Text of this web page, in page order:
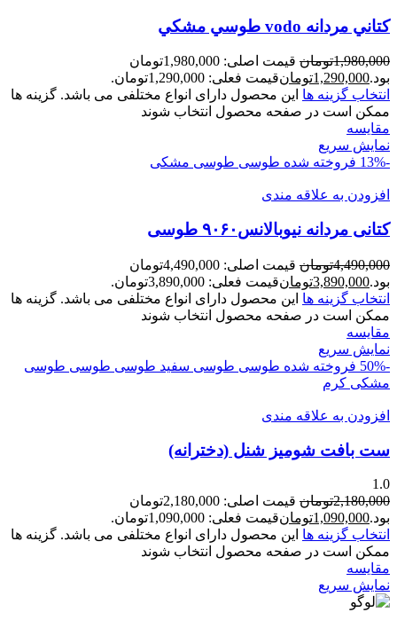
کتاني مردانه vodo طوسي مشکي
1,980,000تومان
قیمت اصلی: 1,980,000تومان
بود.1,290,000تومانقیمت فعلی: 1,290,000تومان.
انتخاب گزینه ها این محصول دارای انواع مختلفی می باشد. گزینه ها
ممکن است در صفحه محصول انتخاب شوند
مقايسه
نمایش سریع
-13%
فروخته شده طوسی طوسی مشکی
افزودن به علاقه مندی
کتانی مردانه نیوبالانس۹۰۶۰ طوسی
4,490,000تومان
قیمت اصلی: 4,490,000تومان
بود.3,890,000تومانقیمت فعلی: 3,890,000تومان.
انتخاب گزینه ها این محصول دارای انواع مختلفی می باشد. گزینه ها
ممکن است در صفحه محصول انتخاب شوند
مقايسه
نمایش سریع
-50%
فروخته شده طوسی طوسی سفید طوسی طوسی طوسی
مشکی کرم
افزودن به علاقه مندی
ست بافت شومیز شنل (دخترانه)
1.0
2,180,000تومان
قیمت اصلی: 2,180,000تومان
بود.1,090,000تومانقیمت فعلی: 1,090,000تومان.
انتخاب گزینه ها این محصول دارای انواع مختلفی می باشد. گزینه ها
ممکن است در صفحه محصول انتخاب شوند
مقايسه
نمایش سریع